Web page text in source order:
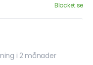
Blocket.se
i 2 månader